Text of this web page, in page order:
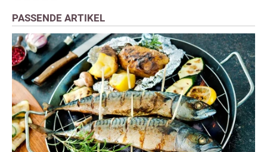
PASSENDE ARTIKEL